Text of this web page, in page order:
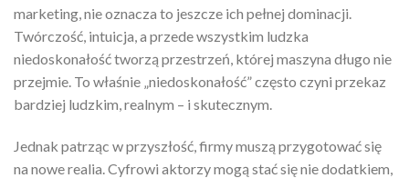
marketing, nie oznacza to jeszcze ich pełnej dominacji.
Twórczość, intuicja, a przede wszystkim ludzka
niedoskonałość tworzą przestrzeń, której maszyna długo nie
przejmie. To właśnie „niedoskonałość” często czyni przekaz
bardziej ludzkim, realnym – i skutecznym.
Jednak patrząc w przyszłość, firmy muszą przygotować się
na nowe realia. Cyfrowi aktorzy mogą stać się nie dodatkiem,